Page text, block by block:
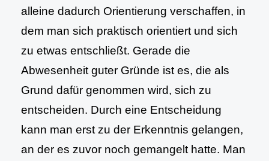
alleine dadurch Orientierung verschaffen, in
dem man sich praktisch orientiert und sich
zu etwas entschließt. Gerade die
Abwesenheit guter Gründe ist es, die als
Grund dafür genommen wird, sich zu
entscheiden. Durch eine Entscheidung
kann man erst zu der Erkenntnis gelangen,
an der es zuvor noch gemangelt hatte. Man